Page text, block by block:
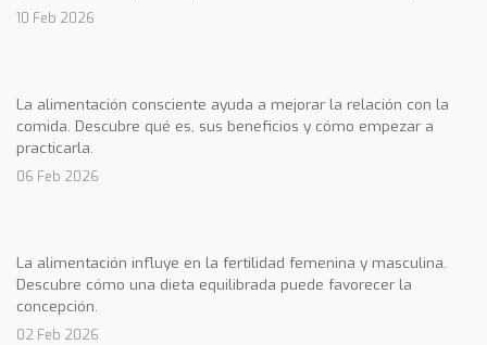
10 Feb 2026
La alimentación consciente ayuda a mejorar la relación con la
comida. Descubre qué es, sus beneficios y cómo empezar a
practicarla.
06 Feb 2026
La alimentación influye en la fertilidad femenina y masculina.
Descubre cómo una dieta equilibrada puede favorecer la
concepción.
02 Feb 2026